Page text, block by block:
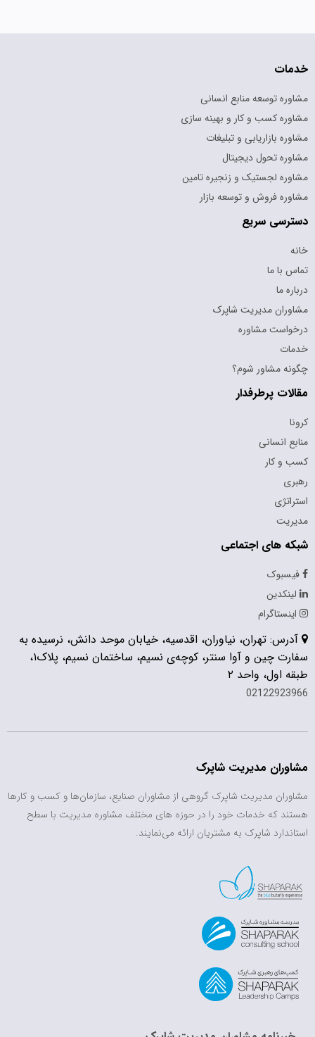
خدمات
مشاوره توسعه منابع انسانی
مشاوره کسب و کار و بهینه سازی
مشاوره بازاریابی و تبلیغات
مشاوره تحول دیجیتال
مشاوره لجستیک و زنجیره تامین
مشاوره فروش و توسعه بازار
دسترسی سریع
خانه
تماس با ما
درباره ما
مشاوران مدیریت شاپرک
درخواست مشاوره
خدمات
چگونه مشاور شوم؟
مقالات پرطرفدار
کرونا
منابع انسانی
کسب و کار
رهبری
استراتژی
مدیریت
شبکه های اجتماعی
فیسبوک
لینکدین
اینستاگرام
آدرس: تهران، نیاوران، اقدسیه، خیابان موحد دانش، نرسیده به
سفارت چین و آوا سنتر، کوچه‌ی نسیم، ساختمان نسیم، پلاک۱،
طبقه اول، واحد ۲
02122923966
مشاوران مدیریت شاپرک
مشاوران مدیریت شاپرک گروهی از مشاوران صنایع، سازمان‌ها و کسب و کارها
هستند که خدمات خود را در حوزه های مختلف مشاوره مدیریت با سطح
استاندارد شاپرک به مشتریان ارائه می‌نمایند.